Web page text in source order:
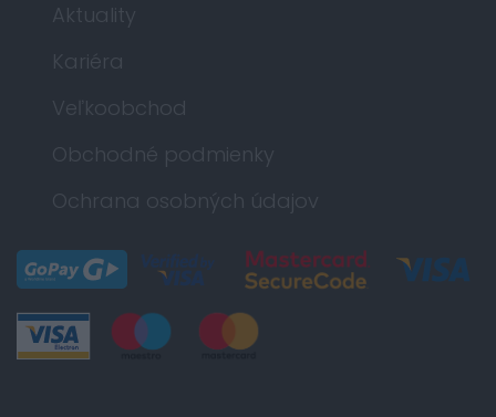
Aktuality
Kariéra
Veľkoobchod
Obchodné podmienky
Ochrana osobných údajov